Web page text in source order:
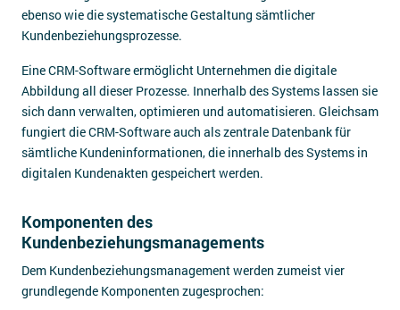
ebenso wie die systematische Gestaltung sämtlicher
Kundenbeziehungsprozesse.
Eine CRM-Software ermöglicht Unternehmen die digitale
Abbildung all dieser Prozesse. Innerhalb des Systems lassen sie
sich dann verwalten, optimieren und automatisieren. Gleichsam
fungiert die CRM-Software auch als zentrale Datenbank für
sämtliche Kundeninformationen, die innerhalb des Systems in
digitalen Kundenakten gespeichert werden.
Komponenten des
Kundenbeziehungsmanagements
Dem Kundenbeziehungsmanagement werden zumeist vier
grundlegende Komponenten zugesprochen: